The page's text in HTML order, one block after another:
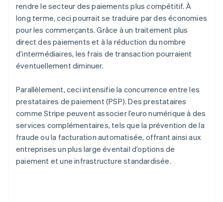
rendre le secteur des paiements plus compétitif. À
long terme, ceci pourrait se traduire par des économies
pour les commerçants. Grâce à un traitement plus
direct des paiements et à la réduction du nombre
d’intermédiaires, les frais de transaction pourraient
éventuellement diminuer.
Parallèlement, ceci intensifie la concurrence entre les
prestataires de paiement (PSP). Des prestataires
comme Stripe peuvent associer l’euro numérique à des
services complémentaires, tels que la prévention de la
fraude ou la facturation automatisée, offrant ainsi aux
entreprises un plus large éventail d’options de
paiement et une infrastructure standardisée.